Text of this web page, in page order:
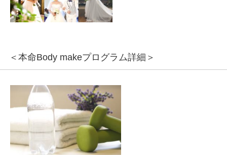
＜本命Body makeプログラム詳細＞